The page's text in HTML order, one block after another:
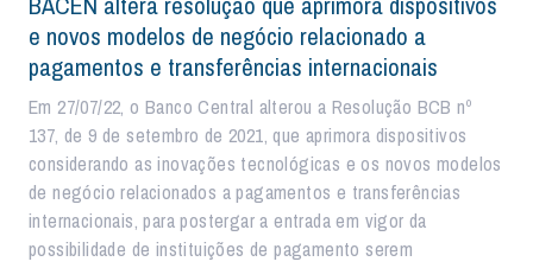
e novos modelos de negócio relacionado a
pagamentos e transferências internacionais
Em 27/07/22, o Banco Central alterou a Resolução BCB nº
137, de 9 de setembro de 2021, que aprimora dispositivos
considerando as inovações tecnológicas e os novos modelos
de negócio relacionados a pagamentos e transferências
internacionais, para postergar a entrada em vigor da
possibilidade de instituições de pagamento serem